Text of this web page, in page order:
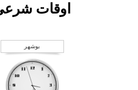
اوقات
بوشهر